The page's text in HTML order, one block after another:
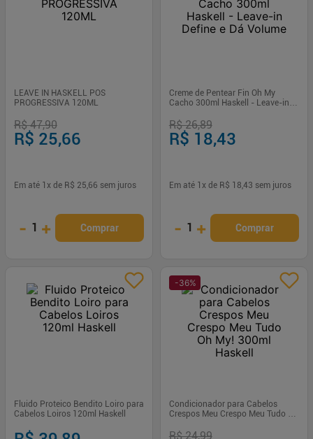
LEAVE IN HASKELL POS
PROGRESSIVA 120ML
R$ 47,90
R$ 25,66
Em até 1 x de R$ 25,66 sem juros
- 1 + Comprar
Creme de Pentear Fin Oh My
Cacho 300ml Haskell - Leave-in
R$ 26,89
R$ 18,43
Em até 1 x de R$ 18,43 sem juros
- 1 + Comprar
Fluido Proteico Bendito Loiro para
Cabelos Loiros 120ml Haskell
-36%
Condicionador para Cabelos
Crespos Meu Crespo Meu Tudo Oh
R$ 24,99